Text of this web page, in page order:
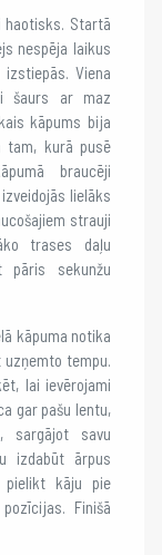
haotisks. Startā
nespēja laikus
Viena
šaurs ar maz
kāpums bija
tam, kurā pusē
braucēji
lielāks
strauji
trases daļu
sekunžu
kāpuma notika
tempu.
lai ievērojami
gar pašu lentu,
sargājot savu
izdabūt ārpus
pielikt kāju pie
Finišā